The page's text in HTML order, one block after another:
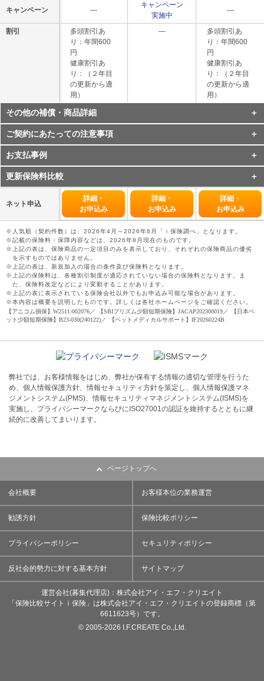
キャンペーン ―
キャンペーン
実施中
―
割引
多頭割引あ
り：年間600
円
健康割引あ
り：（２年目
の更新から適
用）
―
多頭割引あ
り：年間600
円
健康割引あ
り：（２年目
の更新から適
用）
その他の補償・商品詳細
ご契約にあたっての注意事項
お支払事例
更新保険料比較
ネット申込
詳細・
お申込み
詳細・
お申込み
詳細・
お申込み
人気順（契約件数）は、 2026年4月 ～ 2026年6月
「ｉ保険調べ」となります。
記載の保険料・保障内容などは、 2026年8月現在のものです。
上記の表は、保険商品の一定項目のみを表示しており、それぞれの保険商品の優劣
を示すものではありません。
上記の表は、新規加入の場合の条件及び保険料となります。
上記の保険料は、各種割引制度が適応されていない場合の保険料となります。ま
た、保険料改定などにより変動することがあります。
上記の表に表示されている保険会社以外でもお申込み可能な場合があります。
本内容は概要を説明したものです。詳しくは各社ホームページをご確認ください。
【アニコム損保】W2511-002076
【SBIプリズム少額短期保険】JACAP202300019
【日本ペ
ット少額短期保険】B23-030(240122)
【ペットメディカルサポート】IF20260224B
弊社では、お客様情報をはじめ、弊社が保有する情報の適切な管理を行うた
め、個人情報保護方針、情報セキュリティ方針を策定し、個人情報保護マネ
ジメントシステム(PMS)、情報セキュリティマネジメントシステム(ISMS)を
実施し、プライバシーマークならびにISO27001の認証を維持するとともに継
続的に改善してまいります。
ページトップへ
会社概要 お客様本位の業務運営
勧誘方針 保険比較ポリシー
プライバシーポリシー セキュリティポリシー
反社会的勢力に対する基本方針 サイトマップ
運営会社(募集代理店)：株式会社アイ・エフ・クリエイト
「保険比較サイトｉ保険」は株式会社アイ・エフ・クリエイトの登録商標（第
6611623号）です。
©2005-2026 I.F.CREATE Co.,Ltd.